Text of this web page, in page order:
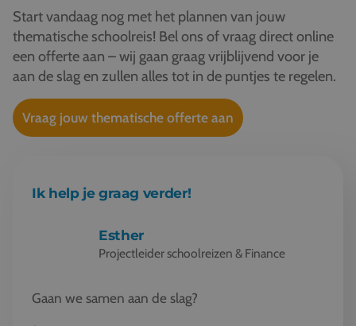
Start vandaag nog met het plannen van jouw
thematische schoolreis! Bel ons of vraag direct online
een offerte aan – wij gaan graag vrijblijvend voor je
aan de slag en zullen alles tot in de puntjes te regelen.
Vraag jouw thematische offerte aan
Ik help je graag verder!
Esther
Projectleider schoolreizen & Finance
Gaan we samen aan de slag?